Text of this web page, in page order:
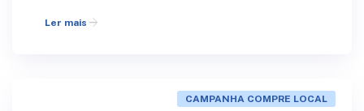
Ler mais arrow_forward
CAMPANHA COMPRE LOCAL